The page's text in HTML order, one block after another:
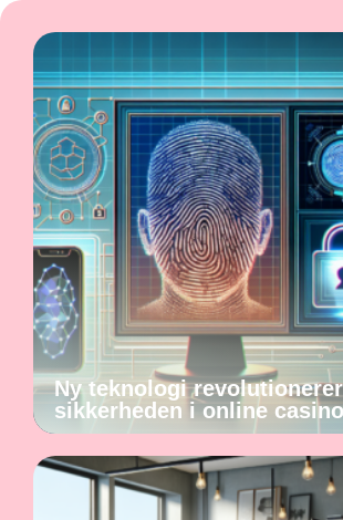
Ny teknologi revolutionerer
sikkerheden i online